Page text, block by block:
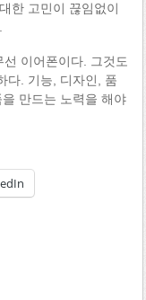
한 고민이 끊임없이
이어폰이다. 그것도
다. 기능, 디자인, 품
만드는 노력을 해야